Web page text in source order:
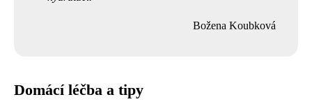
Božena Koubková
Domácí léčba a tipy